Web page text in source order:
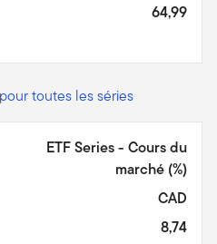
64,99
toutes les séries
ETF Series - Cours du
marché (%)
CAD
8,74